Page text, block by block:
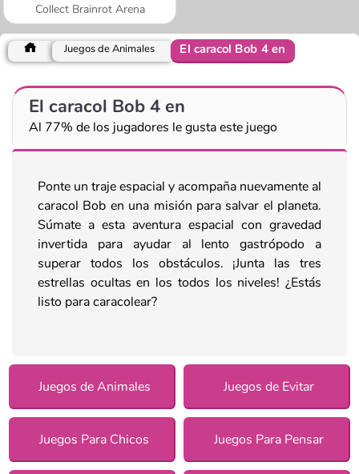
Collect Brainrot Arena
Juegos de Animales El caracol Bob 4 en
El caracol Bob 4 en
Al 77% de los jugadores le gusta este juego
Ponte un traje espacial y acompaña nuevamente al
caracol Bob en una misión para salvar el planeta.
Súmate a esta aventura espacial con gravedad
invertida para ayudar al lento gastrópodo a
superar todos los obstáculos. ¡Junta las tres
estrellas ocultas en los todos los niveles! ¿Estás
listo para caracolear?
Juegos de Animales Juegos de Evitar
Juegos Para Chicos Juegos Para Pensar